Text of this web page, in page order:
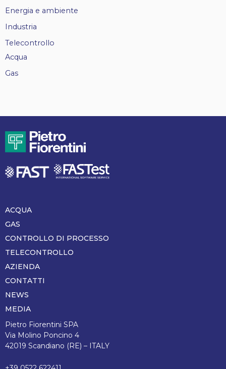
Energia e ambiente
Industria
Telecontrollo
Acqua
Gas
Piè
di
pagina
ACQUA
GAS
CONTROLLO DI PROCESSO
TELECONTROLLO
AZIENDA
CONTATTI
NEWS
MEDIA
Pietro Fiorentini SPA
Via Molino Poncino 4
42019 Scandiano (RE) – ITALY